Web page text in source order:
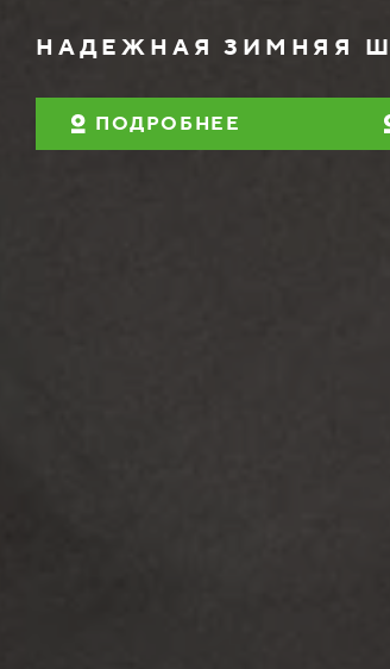
НАДЕЖНАЯ ЗИМНЯЯ
ПОДРОБНЕЕ